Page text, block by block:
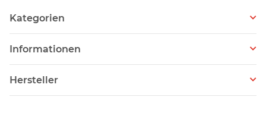
Kategorien
Informationen
Hersteller